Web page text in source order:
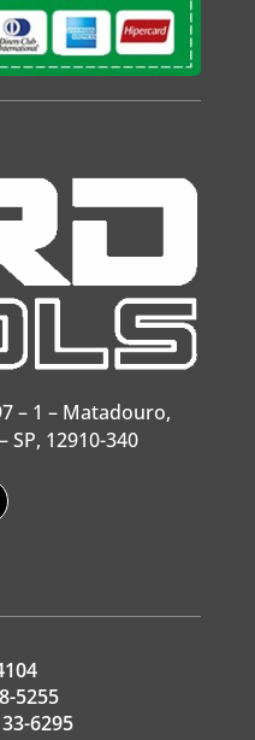
– 1 – Matadouro,
SP, 12910-340
5255
6295